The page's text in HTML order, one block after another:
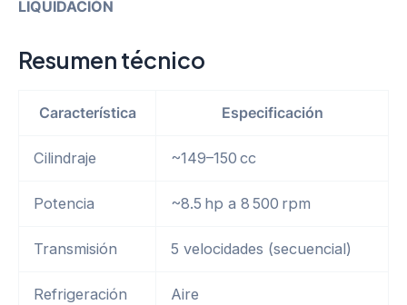
LIQUIDACIÓN
Resumen técnico
Característica Especificación
Cilindraje ~149–150 cc
Potencia ~8.5 hp a 8 500 rpm
Transmisión 5 velocidades (secuencial)
Refrigeración Aire